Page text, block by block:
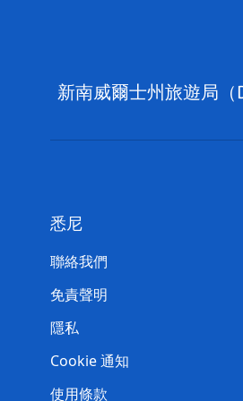
新南威爾士州旅遊局
悉尼
聯絡我們
免責聲明
隱私
Cookie 通知
使用條款